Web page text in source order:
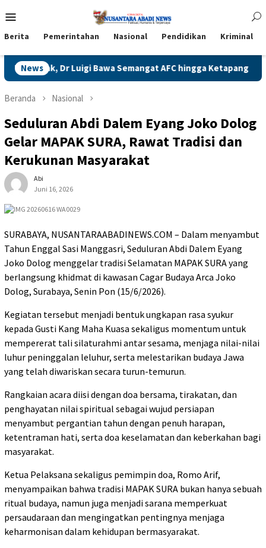
ke
Mobile
Berita Pemerintahan Nasional Pendidikan Kriminal
News
Dr Luigi Bawa Semangat AFC hingga Ketapang
Beranda Nasional
Seduluran Abdi Dalem Eyang Joko Dolog
Gelar MAPAK SURA, Rawat Tradisi dan
Kerukunan Masyarakat
Abi
Juni 16, 2026
SURABAYA, NUSANTARAABADINEWS.COM – Dalam menyambut
Tahun Enggal Sasi Manggasri, Seduluran Abdi Dalem Eyang
Joko Dolog menggelar tradisi Selamatan MAPAK SURA yang
berlangsung khidmat di kawasan Cagar Budaya Arca Joko
Dolog, Surabaya, Senin Pon (15/6/2026).
Kegiatan tersebut menjadi bentuk ungkapan rasa syukur
kepada Gusti Kang Maha Kuasa sekaligus momentum untuk
mempererat tali silaturahmi antar sesama, menjaga nilai-nilai
luhur peninggalan leluhur, serta melestarikan budaya Jawa
yang telah diwariskan secara turun-temurun.
Rangkaian acara diisi dengan doa bersama, tirakatan, dan
penghayatan nilai spiritual sebagai wujud persiapan
menyambut pergantian tahun dengan penuh harapan,
ketentraman hati, serta doa keselamatan dan keberkahan bagi
masyarakat.
Ketua Pelaksana sekaligus pemimpin doa, Romo Arif,
menyampaikan bahwa tradisi MAPAK SURA bukan hanya sebuah
ritual budaya, namun juga menjadi sarana memperkuat
persaudaraan dan mengingatkan pentingnya menjaga
keharmonisan dalam kehidupan bermasyarakat.